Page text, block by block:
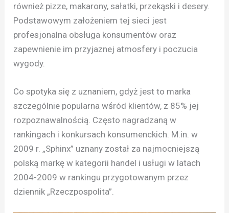
również pizze, makarony, sałatki, przekąski i desery.
Podstawowym założeniem tej sieci jest
profesjonalna obsługa konsumentów oraz
zapewnienie im przyjaznej atmosfery i poczucia
wygody.
Co spotyka się z uznaniem, gdyż jest to marka
szczególnie popularna wśród klientów, z 85% jej
rozpoznawalnością. Często nagradzaną w
rankingach i konkursach konsumenckich. M.in. w
2009 r. „Sphinx” uznany został za najmocniejszą
polską markę w kategorii handel i usługi w latach
2004-2009 w rankingu przygotowanym przez
dziennik „Rzeczpospolita”.